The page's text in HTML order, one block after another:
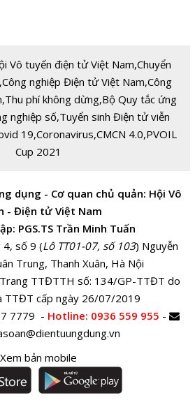
Vô tuyến điện tử Việt Nam,Chuyển
,Công nghiệp Điện tử Việt Nam,Công
,Thu phí không dừng,Bộ Quy tắc ứng
nghiệp số,Tuyển sinh Điện tử viễn
19,Coronavirus,CMCN 4.0,PVOIL
Cup 2021
dụng - Cơ quan chủ quản: Hội Vô
- Điện tử Việt Nam
PGS.TS Trần Minh Tuấn
4, số 9 (Lô TT01-07, số 103) Nguyễn
Trung, Thanh Xuân, Hà Nội
TTĐTTH số: 134/GP-TTĐT do
TTĐT cấp ngày 26/07/2019
7779 - Hotline: 0936 559 955 -
Xem bản mobile